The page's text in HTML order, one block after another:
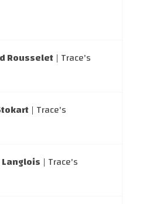
Rousselet | Trace's
| Trace's
| Trace's